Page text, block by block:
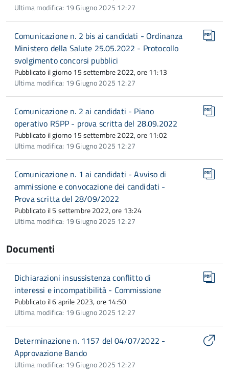
Ultima modifica: 19 Giugno 2025 12:27
Comunicazione n. 2 bis ai candidati - Ordinanza
Ministero della Salute 25.05.2022 - Protocollo
svolgimento concorsi pubblici
Pubblicato il giorno 15 settembre 2022, ore 11:13
Ultima modifica: 19 Giugno 2025 12:27
Comunicazione n. 2 ai candidati - Piano
operativo RSPP - prova scritta del 28.09.2022
Pubblicato il giorno 15 settembre 2022, ore 11:02
Ultima modifica: 19 Giugno 2025 12:27
Comunicazione n. 1 ai candidati - Avviso di
ammissione e convocazione dei candidati -
Prova scritta del 28/09/2022
Pubblicato il 5 settembre 2022, ore 13:24
Ultima modifica: 19 Giugno 2025 12:27
Documenti
Dichiarazioni insussistenza conflitto di
interessi e incompatibilità - Commissione
Pubblicato il 6 aprile 2023, ore 14:50
Ultima modifica: 19 Giugno 2025 12:27
Determinazione n. 1157 del 04/07/2022 -
Approvazione Bando
Ultima modifica: 19 Giugno 2025 12:27